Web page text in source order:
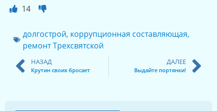
14
долгострой, коррупционная составляющая,
ремонт Трехсвятской
НАЗАД
Крутин своих бросает
ДАЛЕЕ
Выдайте портянки!